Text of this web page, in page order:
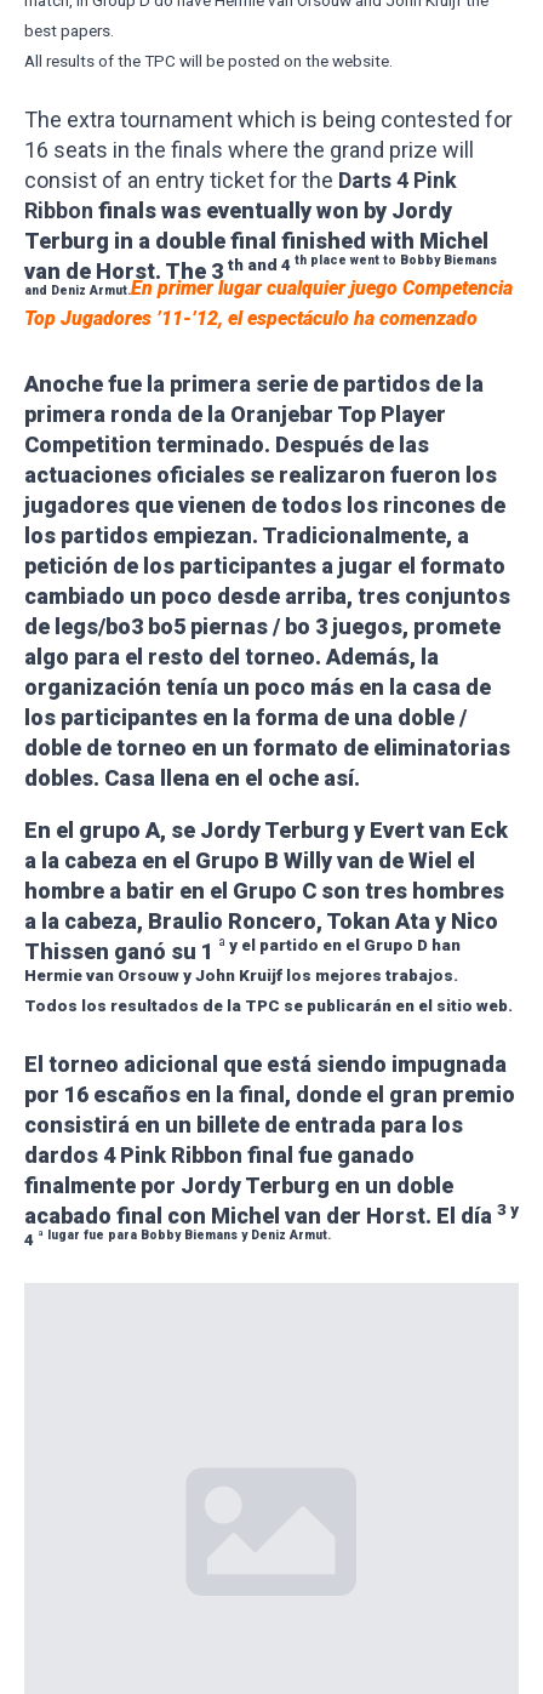
best papers.
All results of the TPC will be posted on the website.
The extra tournament which is being contested for
16 seats in the finals where the grand prize will
consist of an entry ticket for the Darts 4 Pink
Ribbon finalswas eventually won by Jordy
Terburg in a double final finished with Michel
van de Horst. The 3 th and 4 th place went to Bobby Biemans
and Deniz Armut.En primer lugar cualquier juego Competencia
Top Jugadores ’11-’12, el espectáculo ha comenzado
Anoche fue la primera serie de partidos de la
primera ronda de la Oranjebar Top Player
Competition terminado. Después de las
actuaciones oficiales se realizaron fueron los
jugadores que vienen de todos los rincones de
los partidos empiezan. Tradicionalmente, a
petición de los participantes a jugar el formato
cambiado un poco desde arriba, tres conjuntos
de legs/bo3 bo5 piernas / bo 3 juegos, promete
algo para el resto del torneo. Además, la
organización tenía un poco más en la casa de
los participantes en la forma de una doble /
doble de torneo en un formato de eliminatorias
dobles. Casa llena en el oche así.
En el grupo A, se Jordy Terburg y Evert van Eck
a la cabeza en el Grupo B Willy van de Wiel el
hombre a batir en el Grupo C son tres hombres
a la cabeza, Braulio Roncero, Tokan Ata y Nico
Thissen ganó su 1 ª y el partido en el Grupo D han
Hermie van Orsouw y John Kruijf los mejores trabajos.
Todos los resultados de la TPC se publicarán en el sitio web.
El torneo adicional que está siendo impugnada
por 16 escaños en la final, donde el gran premio
consistirá en un billete de entrada para los
dardos 4 Pink Ribbon final fue ganado
finalmente por Jordy Terburg en un doble
acabado final con Michel van der Horst. El día 3y
4 ª lugar fue para Bobby Biemans y Deniz Armut.